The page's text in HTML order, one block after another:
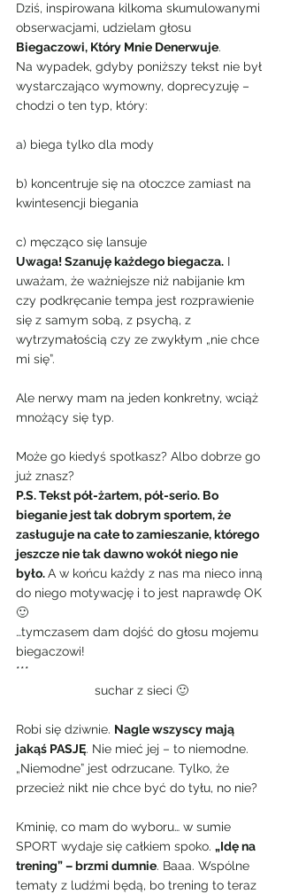
Dziś, inspirowana kilkoma skumulowanymi
obserwacjami, udzielam głosu
Biegaczowi, Który Mnie Denerwuje.
Na wypadek, gdyby poniższy tekst nie był
wystarczająco wymowny, doprecyzuję –
chodzi o ten typ, który:
a) biega tylko dla mody
b) koncentruje się na otoczce zamiast na
kwintesencji biegania
c) męcząco się lansuje
Uwaga! Szanuję każdego biegacza. I
uważam, że ważniejsze niż nabijanie km
czy podkręcanie tempa jest rozprawienie
się z samym sobą, z psychą, z
wytrzymałością czy ze zwykłym „nie chce
mi się”.
Ale nerwy mam na jeden konkretny, wciąż
mnożący się typ.
Może go kiedyś spotkasz? Albo dobrze go
już znasz?
P.S. Tekst pół-żartem, pół-serio. Bo
bieganie jest tak dobrym sportem, że
zasługuje na całe to zamieszanie, którego
jeszcze nie tak dawno wokół niego nie
było. A w końcu każdy z nas ma nieco inną
do niego motywację i to jest naprawdę OK
🙂
…tymczasem dam dojść do głosu mojemu
biegaczowi!
***
suchar z sieci 🙂
Robi się dziwnie. Nagle wszyscy mają
jakąś PASJĘ. Nie mieć jej – to niemodne.
„Niemodne” jest odrzucane. Tylko, że
przecież nikt nie chce być do tyłu, no nie?
Kminię, co mam do wyboru… w sumie
SPORT wydaje się całkiem spoko. „Idę na
trening” – brzmi dumnie. Baaa. Wspólne
tematy z ludźmi będą, bo trening to teraz